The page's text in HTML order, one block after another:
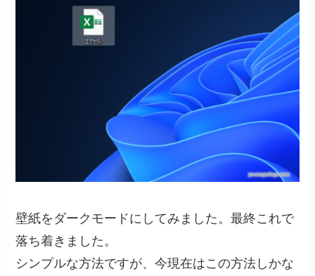
壁紙をダークモードにしてみました。最終これで
落ち着きました。
シンプルな方法ですが、今現在はこの方法しかな